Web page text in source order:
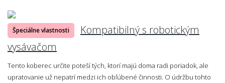
Špeciálne vlastnosti
Kompatibilný s robotickým
vysávačom
Tento koberec určite poteší tých, ktorí majú doma radi poriadok, ale
upratovanie už nepatrí medzi ich obľúbené činnosti. O údržbu tohto